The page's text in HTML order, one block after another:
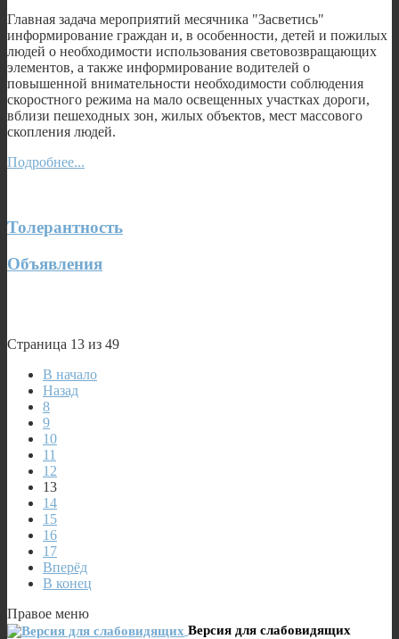
Главная задача мероприятий месячника "Засветись"
информирование граждан и, в особенности, детей и пожилых
людей о необходимости использования световозвращающих
элементов, а также информирование водителей о
повышенной внимательности необходимости соблюдения
скоростного режима на мало освещенных участках дороги,
вблизи пешеходных зон, жилых объектов, мест массового
скопления людей.
Подробнее...
Толерантность
Объявления
Страница 13 из 49
В начало
Назад
8
9
10
11
12
13
14
15
16
17
Вперёд
В конец
Правое меню
Версия для слабовидящих